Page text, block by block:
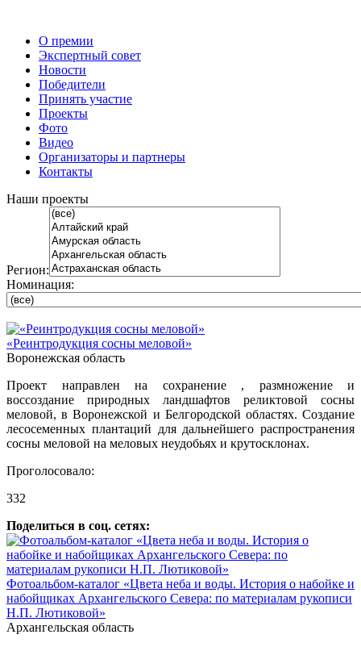
О премии
Экспертный совет
Новости
Победители
Принять участие
Проекты
Фото
Видео
Организаторы и партнеры
Контакты
Наши проекты
Регион:
Номинация:
«Реинтродукция сосны меловой»
Воронежская область
Проект направлен на сохранение , размножение и
воссоздание природных ландшафтов реликтовой сосны
меловой, в Воронежской и Белгородской областях. Создание
лесосеменных плантаций для дальнейшего распространения
сосны меловой на меловых неудобьях и крутосклонах.
Проголосовало:
332
Поделиться в соц. сетях:
Фотоальбом-каталог «Цвета неба и воды. История о набойке и
набойщиках Архангельского Севера: по материалам рукописи
Н.П. Лютиковой»
Архангельская область